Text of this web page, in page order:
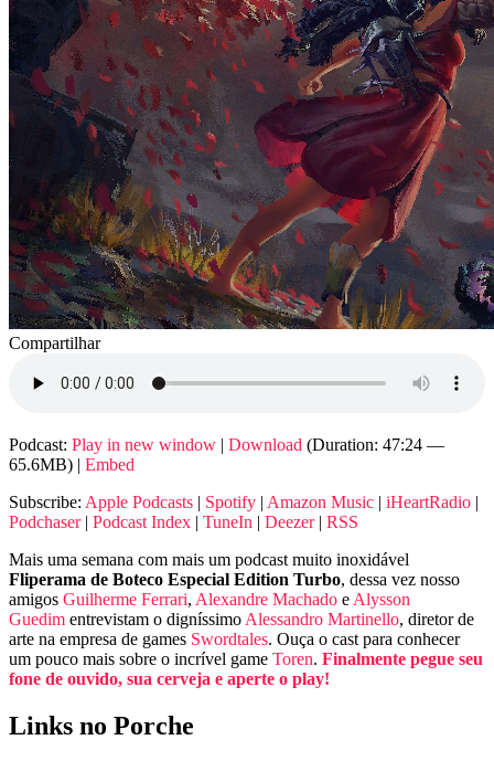
Compartilhar
Podcast: Play in new window | Download (Duration: 47:24 —
65.6MB) | Embed
Subscribe: Apple Podcasts | Spotify | Amazon Music | iHeartRadio |
Podchaser| Podcast Index | TuneIn | Deezer| RSS
Mais uma semana com mais um podcast muito inoxidável
Fliperama de Boteco Especial Edition Turbo, dessa vez nosso
amigos Guilherme Ferrari, Alexandre Machado e Alysson
Guedim entrevistam o digníssimo Alessandro Martinello, diretor de
arte na empresa de games Swordtales. Ouça o cast para conhecer
um pouco mais sobre o incrível game Toren. Finalmente pegue seu
fone de ouvido, sua cerveja e aperte o play!
Links no Porche